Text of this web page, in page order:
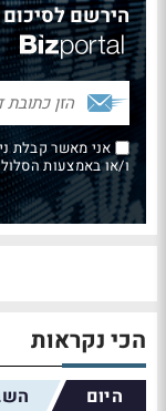
הירשם
אני מאשר קבלת
ו/או באמצעות הסלולר
הכי נקראות
היום